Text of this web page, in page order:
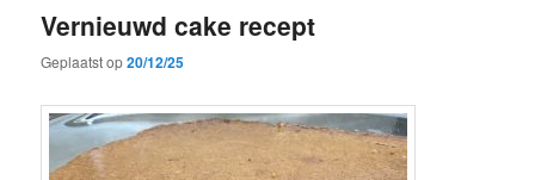
Vernieuwd cake recept
Geplaatst op20/12/25